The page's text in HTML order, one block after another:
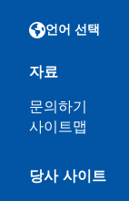
언어 선택
자료
문의하기
사이트맵
당사 사이트